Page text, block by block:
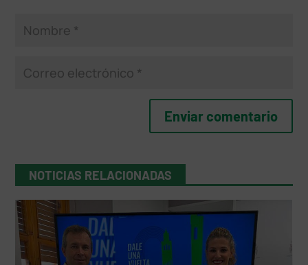
NOTICIAS RELACIONADAS